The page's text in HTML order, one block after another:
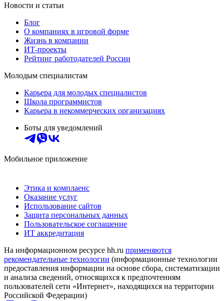
Новости и статьи
Блог
О компаниях в игровой форме
Жизнь в компании
ИТ-проекты
Рейтинг работодателей России
Молодым специалистам
Карьера для молодых специалистов
Школа программистов
Карьера в некоммерческих организациях
Боты для уведомлений
Мобильное приложение
Этика и комплаенс
Оказание услуг
Использование сайтов
Защита персональных данных
Пользовательское соглашение
ИТ аккредитация
На информационном ресурсе hh.ru применяются
рекомендательные технологии (информационные технологии
предоставления информации на основе сбора, систематизации
и анализа сведений, относящихся к предпочтениям
пользователей сети «Интернет», находящихся на территории
Российской Федерации)